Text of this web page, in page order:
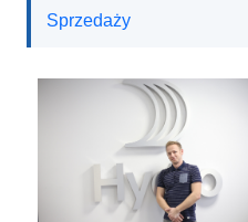
Sprzedaży